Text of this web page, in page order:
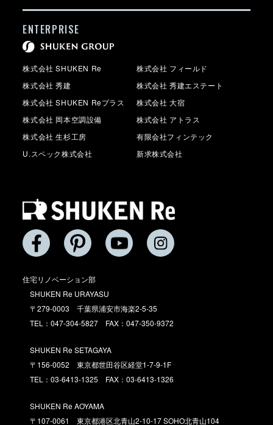
住宅リノベーション部
SHUKEN Re URAYASU
〒279-0003 千葉県浦安市海楽2-5-35
TEL：047-304-5827 FAX：047-350-9372
SHUKEN Re SETAGAYA
〒156-0052 東京都世田谷区経堂1-7-9-1F
TEL：03-6413-1325 FAX：03-6413-1326
SHUKEN Re AOYAMA
〒107-0061 東京都港区北青山2-10-17 SOHO北青山104
ENTERPRISE
株式会社 SHUKEN Re
株式会社 フィールド
株式会社 秀建
株式会社 秀建エステート
株式会社 SHUKEN Reプラス
株式会社 大宿
株式会社 岡本空調設備
株式会社 アトラス
株式会社 生杉工房
有限会社フィンテック
U.スペック株式会社
新求株式会社